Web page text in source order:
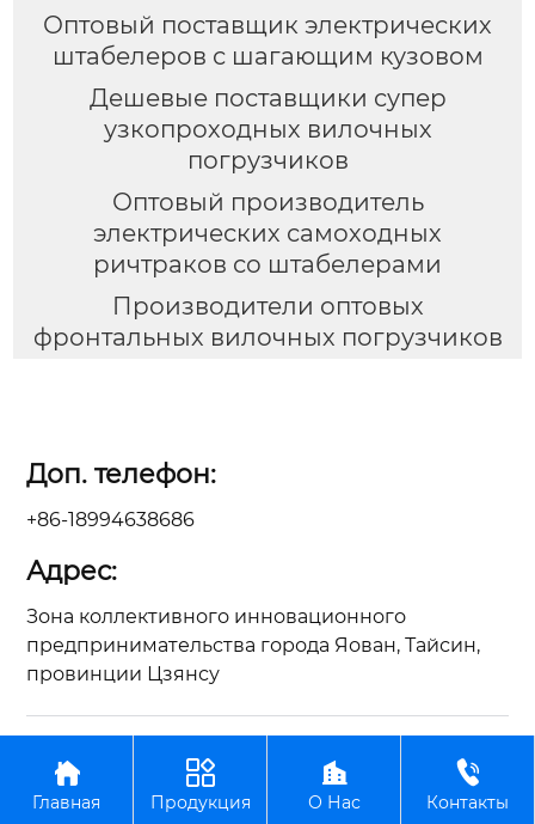
Оптовый поставщик электрических
штабелеров с шагающим кузовом
Дешевые поставщики супер
узкопроходных вилочных
погрузчиков
Оптовый производитель
электрических самоходных
ричтраков со штабелерами
Производители оптовых
фронтальных вилочных погрузчиков
Доп. телефон:
+86-18994638686
Адрес:
Зона коллективного инновационного
предпринимательства города Яован, Тайсин,
провинции Цзянсу
производству вилочных погрузчиков

Главная

Продукция

О Нас

Контакты